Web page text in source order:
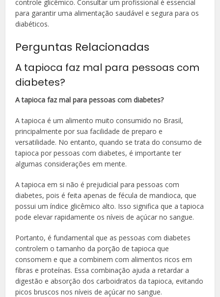
controle glicêmico. Consultar um profissional é essencial
para garantir uma alimentação saudável e segura para os
diabéticos.
Perguntas Relacionadas
A tapioca faz mal para pessoas com
diabetes?
A tapioca faz mal para pessoas com diabetes?
A tapioca é um alimento muito consumido no Brasil,
principalmente por sua facilidade de preparo e
versatilidade. No entanto, quando se trata do consumo de
tapioca por pessoas com diabetes, é importante ter
algumas considerações em mente.
A tapioca em si não é prejudicial para pessoas com
diabetes, pois é feita apenas de fécula de mandioca, que
possui um índice glicêmico alto. Isso significa que a tapioca
pode elevar rapidamente os níveis de açúcar no sangue.
Portanto, é fundamental que as pessoas com diabetes
controlem o tamanho da porção de tapioca que
consomem e que a combinem com alimentos ricos em
fibras e proteínas. Essa combinação ajuda a retardar a
digestão e absorção dos carboidratos da tapioca, evitando
picos bruscos nos níveis de açúcar no sangue.